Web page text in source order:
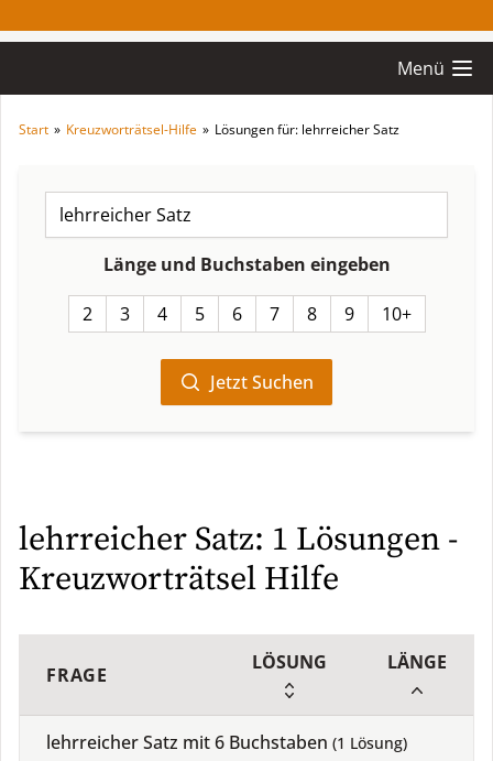
Menü
Start » Kreuzworträtsel-Hilfe » Lösungen für: lehrreicher Satz
Länge und Buchstaben eingeben
2 3 4 5 6 7 8 9 10+
Jetzt Suchen
lehrreicher Satz: 1 Lösungen -
Kreuzworträtsel Hilfe
FRAGE
LÖSUNG LÄNGE
lehrreicher Satz mit6 Buchstaben (1 Lösung)